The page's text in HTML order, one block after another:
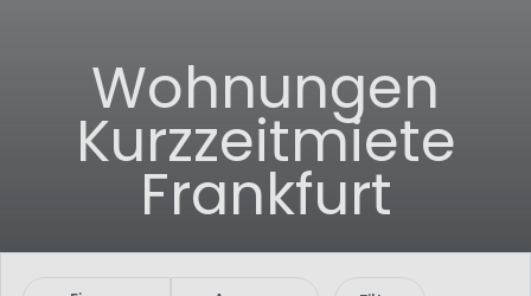
Wohnungen
Kurzzeitmiete
Frankfurt